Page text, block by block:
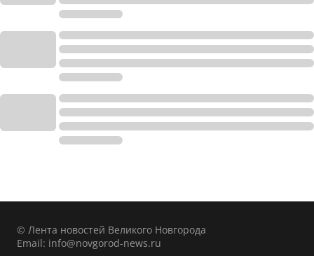
© Лента новостей Великого Новгорода
Email: info@novgorod-news.ru